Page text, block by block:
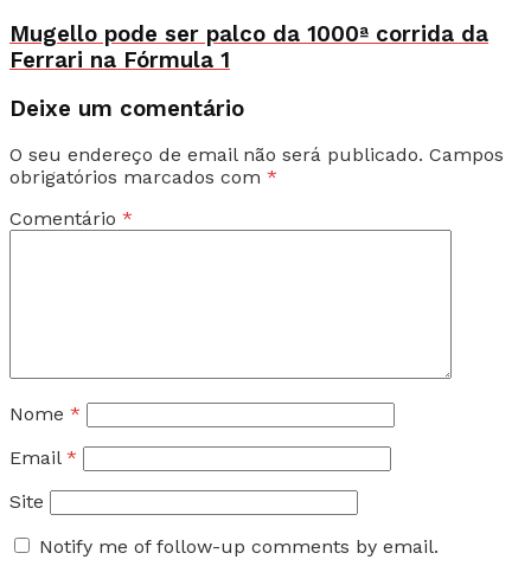
Mugello pode ser palco da 1000ª corrida da
Ferrari na Fórmula 1
Deixe um comentário
O seu endereço de email não será publicado. Campos
obrigatórios marcados com *
Comentário *
Nome *
Email *
Site
Notify me of follow-up comments by email.